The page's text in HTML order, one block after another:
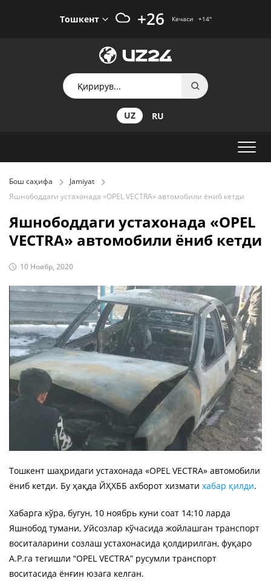
Тошкент +26 Кечаси +14°
UZ RU
Бош саҳифа
Jamiyat
Яшнободдаги устахонада «OPEL VEСTRA» автомобили ёниб кетди
Яшнободдаги устахонада «OPEL
VEСTRA» автомобили ёниб кетди
10 Ноябр, 2020
Тошкент шаҳридаги устахонада «OPEL VEСTRA» автомобили
ёниб кетди. Бу ҳақда ЙҲХББ ахборот хизмати хабар қилди.
Хабарга кўра, бугун, 10 ноябрь куни соат 14:10 ларда
Яшнобод тумани, Уйсозлар кўчасида жойлашган транспорт
воситаларини созлаш устахонасида қолдирилган, фуқаро
А.Р.га тегишли “OPEL VEСTRA” русумли транспорт
воситасида ёнғин юзага келган.